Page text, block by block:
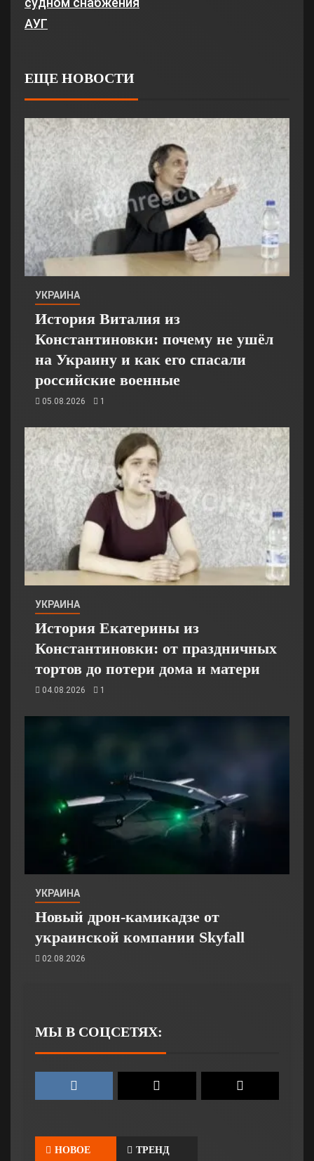
АУГ
ЕЩЕ НОВОСТИ
УКРАИНА
История Виталия из
Константиновки: почему не ушёл
на Украину и как его спасали
российские военные
05.08.2026 1
УКРАИНА
История Екатерины из
Константиновки: от праздничных
тортов до потери дома и матери
04.08.2026 1
УКРАИНА
Новый дрон-камикадзе от
украинской компании Skyfall
02.08.2026
МЫ В СОЦСЕТЯХ:
НОВОЕ ТРЕНД